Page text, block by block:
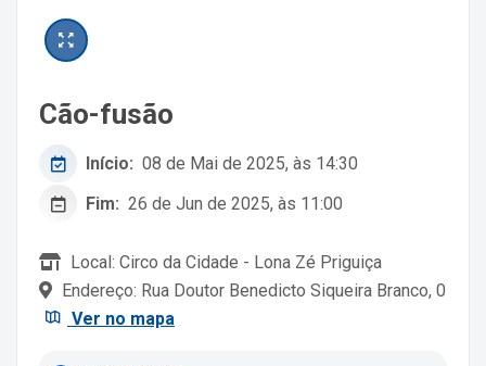
Cão-fusão
Início: 08 de Mai de 2025, às 14:30
Fim: 26 de Jun de 2025, às 11:00
Local: Circo da Cidade - Lona Zé Priguiça
Endereço: Rua Doutor Benedicto Siqueira Branco, 0
Ver no mapa